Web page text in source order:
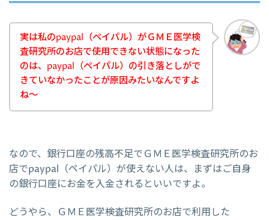
実は私のpaypal（ペイパル）がＧＭＥ医学検
査研究所のお店で使用できない状態になった
のは、paypal（ペイパル）の引き落としがで
きていなかったことが原因みたいなんですよ
ね～
なので、銀行口座の残高不足でＧＭＥ医学検査研究所のお
店でpaypal（ペイパル）が使えない人は、まずはご自身
の銀行口座にお金を入金されるといいですよ。
どうやら、ＧＭＥ医学検査研究所のお店で利用した